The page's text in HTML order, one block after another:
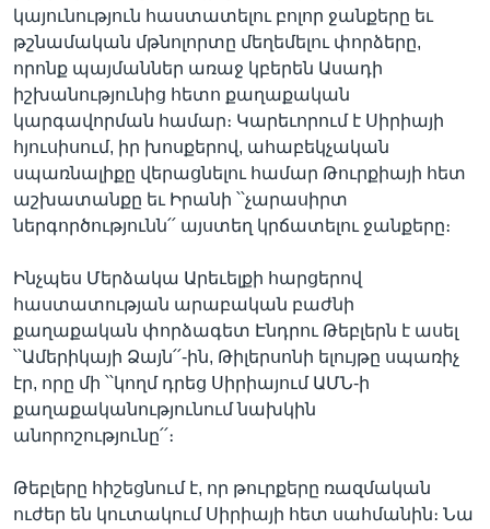
կայունություն հաստատելու բոլոր ջանքերը եւ
թշնամական մթնոլորտը մեղեմելու փորձերը,
որոնք պայմաններ առաջ կբերեն Ասադի
իշխանությունից հետո քաղաքական
կարգավորման համար։ Կարեւորում է Սիրիայի
հյուսիսում, իր խոսքերով, ահաբեկչական
սպառնալիքը վերացնելու համար Թուրքիայի հետ
աշխատանքը եւ Իրանի ՝՝չարասիրտ
ներգործությունն՛՛ այստեղ կրճատելու ջանքերը։
Ինչպես Մերձակա Արեւելքի հարցերով
հաստատության արաբական բաժնի
քաղաքական փորձագետ Էնդրու Թեբլերն է ասել
՝՝Ամերիկայի Ձայն՛՛-ին, Թիլերսոնի ելույթը սպառիչ
էր, որը մի ՝՝կողմ դրեց Սիրիայում ԱՄՆ-ի
քաղաքականությունում նախկին
անորոշությունը՛՛։
Թեբլերը հիշեցնում է, որ թուրքերը ռազմական
ուժեր են կուտակում Սիրիայի հետ սահմանին։ Նա